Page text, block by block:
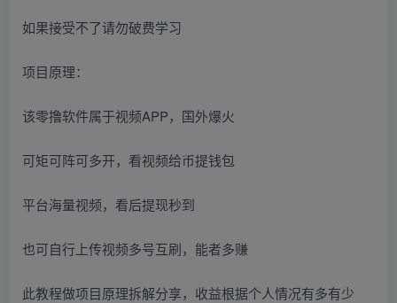
如果接受不了请勿破费学习
项目原理：
该零撸软件属于视频APP，国外爆火
可矩可阵可多开，看视频给币提钱包
平台海量视频，看后提现秒到
也可自行上传视频多号互刷，能者多赚
此教程做项目原理拆解分享，收益根据个人情况有多有少